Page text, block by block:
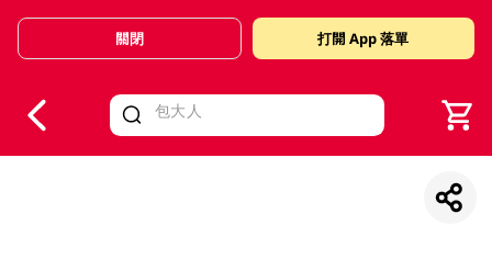
Valid Until 30 June 2026
關閉 打開 App 落單